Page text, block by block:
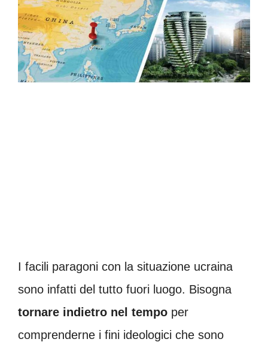
I facili paragoni con la situazione ucraina
sono infatti del tutto fuori luogo. Bisogna
tornare indietro nel tempo per
comprenderne i fini ideologici che sono